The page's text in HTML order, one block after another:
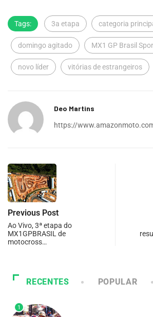
Tags: 3a etapa categoria
domingo agitado MX1 GP Brasil
novo líder vitórias de estrangeiros
Deo Martins
https://
Previous Post
Ao Vivo, 3ª etapa do
MX1GPBRASIL de
motocross…
RECENTES POPULAR
1